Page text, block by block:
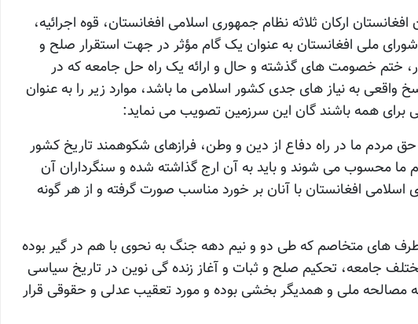
ارکان ثلاثه نظام جمهوری اسلامی افغانستان، قوه اجرائیه،
شورای ملی افغانستان به عنوان یک گام مؤثر در جهت استقرار صلح و
ختم خصومت های گذشته و حال و ارائه یک راه حل جامعه که در
واقعی به نیاز های جدی کشور اسلامی ما باشد، موارد زیر را به عنوان
همه باشند گان این سرزمین تصویب می نماید:
حق مردم ما در راه دفاع از دین و وطن، فرازهای شکوهمند تاریخ کشور
ما محسوب می شوند و باید به آن ارج گذاشته شده و سنگرداران آن
افغانستان با آنان بر خورد مناسب صورت گرفته و از هر گونه
های متخاصم که طی دو و نیم دهه جنگ به نحوی با هم در گیر بوده
جامعه، تحکیم صلح و ثبات و آغاز زنده گی نوین در تاریخ سیاسی
مصالحه ملی و همدیگر بخشی بوده و مورد تعقیب عدلی و حقوقی قرار